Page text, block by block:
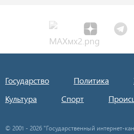
Государство Политика
Культура
Спорт
© 2001 - 2026 "Государственный интернет-